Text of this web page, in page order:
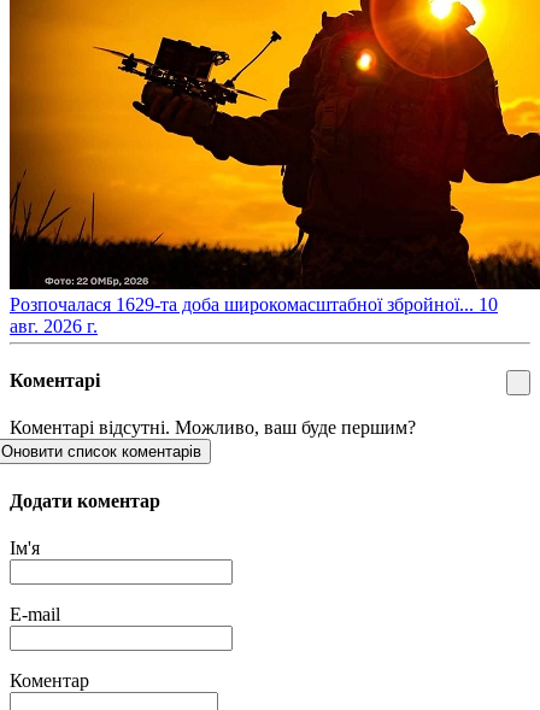
​Розпочалася 1629-та доба широкомасштабної збройної... 10
авг. 2026 г.
Коментарі
Коментарі відсутні. Можливо, ваш буде першим?
Оновити список коментарів
Додати коментар
Ім'я
E-mail
Коментар